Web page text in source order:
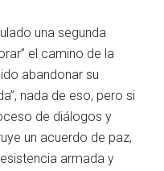
una segunda
el camino de la
abandonar su
nada de eso, pero si
de diálogos y
un acuerdo de paz,
armada y